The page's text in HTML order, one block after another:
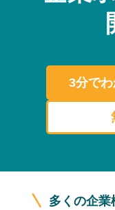
よくある質問
資料ダウンロード
ログイン
3分で
多くの企業